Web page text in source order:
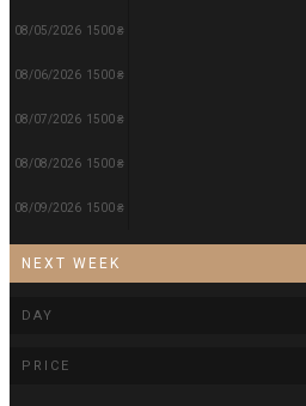
08/05/2026 1500 ₴
08/06/2026 1500 ₴
08/07/2026 1500 ₴
08/08/2026 1500 ₴
08/09/2026 1500 ₴
NEXT WEEK
DAY
PRICE